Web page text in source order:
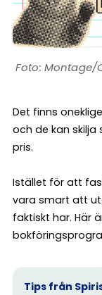
Montage/
Det finns
och de kan skilja
pris.
Istället för att
vara smart att
faktiskt har. Här
Tips från